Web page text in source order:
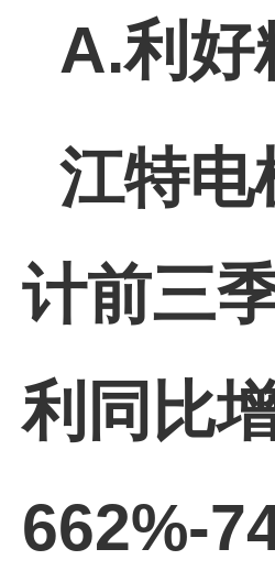
A.利好
江特电
计前三
利同比
662%-